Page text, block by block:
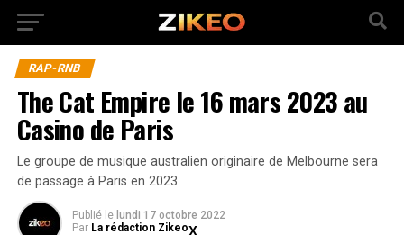
RAP-RNB
The Cat Empire le 16 mars 2023 au
Casino de Paris
Le groupe de musique australien originaire de Melbourne sera
de passage à Paris en 2023.
Publié le lundi 17 octobre 2022
Par La rédaction Zikeo